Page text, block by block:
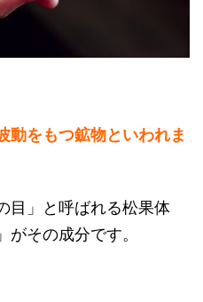
動をもつ鉱物といわれま
目」と呼ばれる松果体
その成分です。